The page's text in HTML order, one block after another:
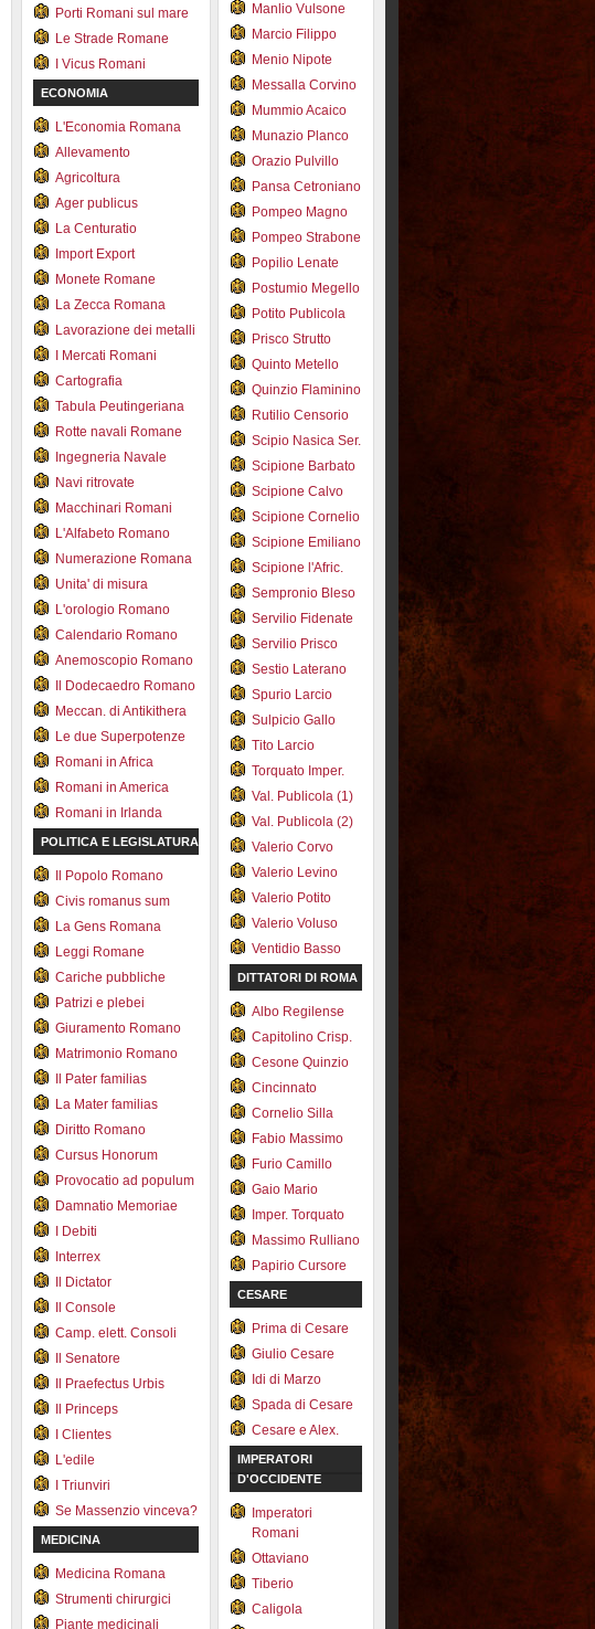
Porti Romani sul mare
Le Strade Romane
I Vicus Romani
ECONOMIA
L'Economia Romana
Allevamento
Agricoltura
Ager publicus
La Centuratio
Import Export
Monete Romane
La Zecca Romana
Lavorazione dei metalli
I Mercati Romani
Cartografia
Tabula Peutingeriana
Rotte navali Romane
Ingegneria Navale
Navi ritrovate
Macchinari Romani
L'Alfabeto Romano
Numerazione Romana
Unita' di misura
L'orologio Romano
Calendario Romano
Anemoscopio Romano
Il Dodecaedro Romano
Meccan. di Antikithera
Le due Superpotenze
Romani in Africa
Romani in America
Romani in Irlanda
POLITICA E LEGISLATURA
Il Popolo Romano
Civis romanus sum
La Gens Romana
Leggi Romane
Cariche pubbliche
Patrizi e plebei
Giuramento Romano
Matrimonio Romano
Il Pater familias
La Mater familias
Diritto Romano
Cursus Honorum
Provocatio ad populum
Damnatio Memoriae
I Debiti
Interrex
Il Dictator
Il Console
Camp. elett. Consoli
Il Senatore
Il Praefectus Urbis
Il Princeps
I Clientes
L'edile
I Triunviri
Se Massenzio vinceva?
MEDICINA
Medicina Romana
Strumenti chirurgici
Piante medicinali
Manlio Vulsone
Marcio Filippo
Menio Nipote
Messalla Corvino
Mummio Acaico
Munazio Planco
Orazio Pulvillo
Pansa Cetroniano
Pompeo Magno
Pompeo Strabone
Popilio Lenate
Postumio Megello
Potito Publicola
Prisco Strutto
Quinto Metello
Quinzio Flaminino
Rutilio Censorio
Scipio Nasica Ser.
Scipione Barbato
Scipione Calvo
Scipione Cornelio
Scipione Emiliano
Scipione l'Afric.
Sempronio Bleso
Servilio Fidenate
Servilio Prisco
Sestio Laterano
Spurio Larcio
Sulpicio Gallo
Tito Larcio
Torquato Imper.
Val. Publicola (1)
Val. Publicola (2)
Valerio Corvo
Valerio Levino
Valerio Potito
Valerio Voluso
Ventidio Basso
DITTATORI DI ROMA
Albo Regilense
Capitolino Crisp.
Cesone Quinzio
Cincinnato
Cornelio Silla
Fabio Massimo
Furio Camillo
Gaio Mario
Imper. Torquato
Massimo Rulliano
Papirio Cursore
CESARE
Prima di Cesare
Giulio Cesare
Idi di Marzo
Spada di Cesare
Cesare e Alex.
IMPERATORI
D'OCCIDENTE
Imperatori
Romani
Ottaviano
Tiberio
Caligola